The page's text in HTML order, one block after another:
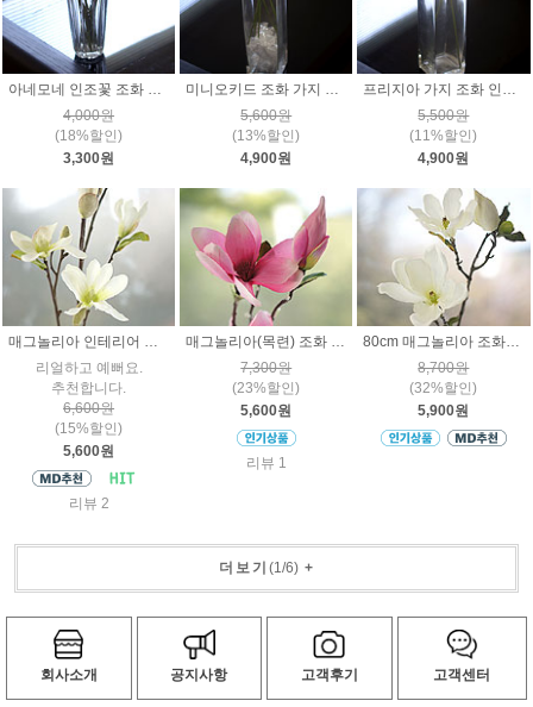
아네모네 인조꽃 조화 플라워 장식 감성 인테리어 데코 소품
4,000원
(18%할인)
3,300원
미니오키드 조화 가지 꽃 인테리어 장식소품 생화 느낌 인조꽃
5,600원
(13%할인)
4,900원
프리지아 가지 조화 인테리어 조화꽃 장식소품 인조꽃 플라워
5,500원
(11%할인)
4,900원
매그놀리아 인테리어 조화가지
리얼하고 예뻐요.
추천합니다.
6,600원
(15%할인)
5,600원
리뷰 2
매그놀리아(목련) 조화 가지 시즌2
7,300원
(23%할인)
5,600원
리뷰 1
80cm 매그놀리아 조화꽃가지
8,700원
(32%할인)
5,900원
더보기 (1/6)+
회사소개 공지사항 고객후기 고객센터